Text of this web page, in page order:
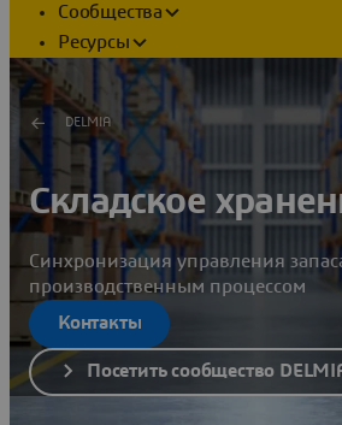
Сообщества
Ресурсы
DELMIA
Складское
Синхронизация управления
производственным процессом
Контакты
Посетить сообщество